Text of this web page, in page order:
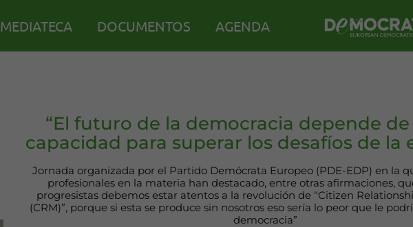
MEDIATECA DOCUMENTOS AGENDA
“El futuro de la democracia depende
capacidad para superar los desafíos de la
Jornada organizada por el Partido Demócrata Europeo (PDE-EDP) en la
profesionales en la materia han destacado, entre otras afirmaciones,
progresistas debemos estar atentos a la revolución de “Citizen
(CRM)”, porque si esta se produce sin nosotros eso sería lo peor que le
democracia”